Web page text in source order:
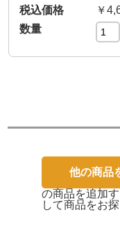
￥
他の商品
の商品を追加
して商品をお